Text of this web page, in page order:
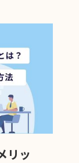
リッ